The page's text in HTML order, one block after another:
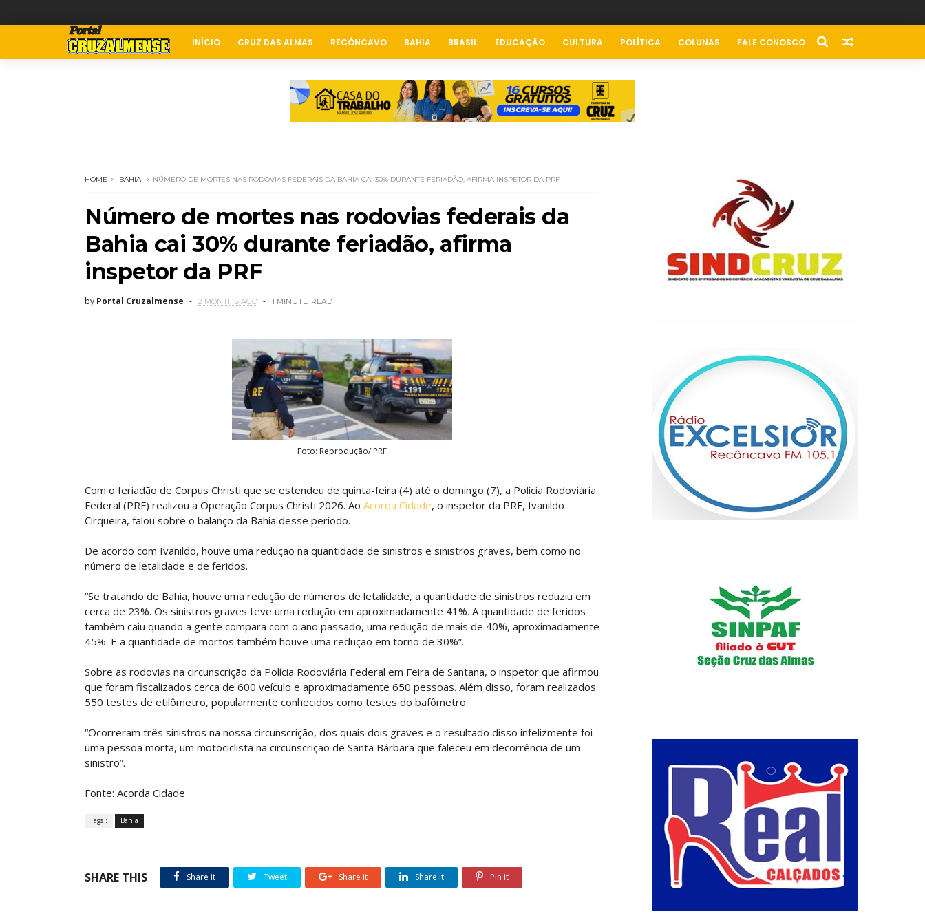
INÍCIO CRUZ DAS ALMAS RECÔNCAVO BAHIA BRASIL EDUCAÇÃO CULTURA POLÍTICA COLUNAS FALE CONOSCO
HOME BAHIA NÚMERO DE MORTES NAS RODOVIAS FEDERAIS DA BAHIA CAI 30% DURANTE FERIADÃO, AFIRMA INSPETOR DA PRF
Número de mortes nas rodovias federais da
Bahia cai 30% durante feriadão, afirma
inspetor da PRF
by Portal Cruzalmense 2 MONTHS AGO 1 MINUTE READ
Foto: Reprodução/ PRF
Com o feriadão de Corpus Christi que se estendeu de quinta-feira (4) até o domingo (7), a Polícia Rodoviária
Federal (PRF) realizou a Operação Corpus Christi 2026. Ao Acorda Cidade, o inspetor da PRF, Ivanildo
Cirqueira, falou sobre o balanço da Bahia desse período.
De acordo com Ivanildo, houve uma redução na quantidade de sinistros e sinistros graves, bem como no
número de letalidade e de feridos.
“Se tratando de Bahia, houve uma redução de números de letalidade, a quantidade de sinistros reduziu em
cerca de 23%. Os sinistros graves teve uma redução em aproximadamente 41%. A quantidade de feridos
também caiu quando a gente compara com o ano passado, uma redução de mais de 40%, aproximadamente
45%. E a quantidade de mortos também houve uma redução em torno de 30%”.
Sobre as rodovias na circunscrição da Polícia Rodoviária Federal em Feira de Santana, o inspetor que afirmou
que foram fiscalizados cerca de 600 veículo e aproximadamente 650 pessoas. Além disso, foram realizados
550 testes de etilômetro, popularmente conhecidos como testes do bafômetro.
“Ocorreram três sinistros na nossa circunscrição, dos quais dois graves e o resultado disso infelizmente foi
uma pessoa morta, um motociclista na circunscrição de Santa Bárbara que faleceu em decorrência de um
sinistro”.
Fonte: Acorda Cidade
Tags : Bahia
SHARE THIS Share it Tweet Share it Share it Pin it